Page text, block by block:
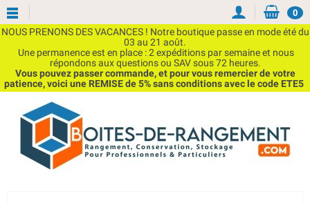
NOUS PRENONS DES VACANCES ! Notre boutique passe en mode été du
03 au 21 août.
Une permanence est en place : 2 expéditions par semaine et nous
répondons aux questions ou SAV sous 72 heures.
Vous pouvez passer commande, et pour vous remercier de votre
patience, voici une REMISE de 5% sans conditions avec le code ETE5
0